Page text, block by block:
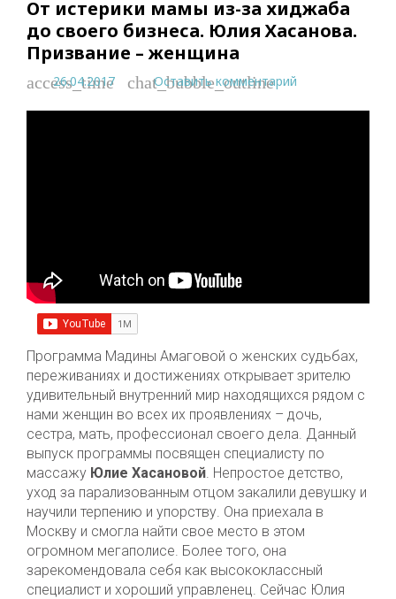
От истерики мамы из-за хиджаба
до своего бизнеса. Юлия Хасанова.
Призвание – женщина
access_time
26.04.2017 chat_bubble_outline
Оставить комментарий
Программа Мадины Амаговой о женских судьбах,
переживаниях и достижениях открывает зрителю
удивительный внутренний мир находящихся рядом с
нами женщин во всех их проявлениях – дочь,
сестра, мать, профессионал своего дела. Данный
выпуск программы посвящен специалисту по
массажу Юлие Хасановой . Непростое детство,
уход за парализованным отцом закалили девушку и
научили терпению и упорству. Она приехала в
Москву и смогла найти свое место в этом
огромном мегаполисе. Более того, она
зарекомендовала себя как высококлассный
специалист и хороший управленец. Сейчас Юлия